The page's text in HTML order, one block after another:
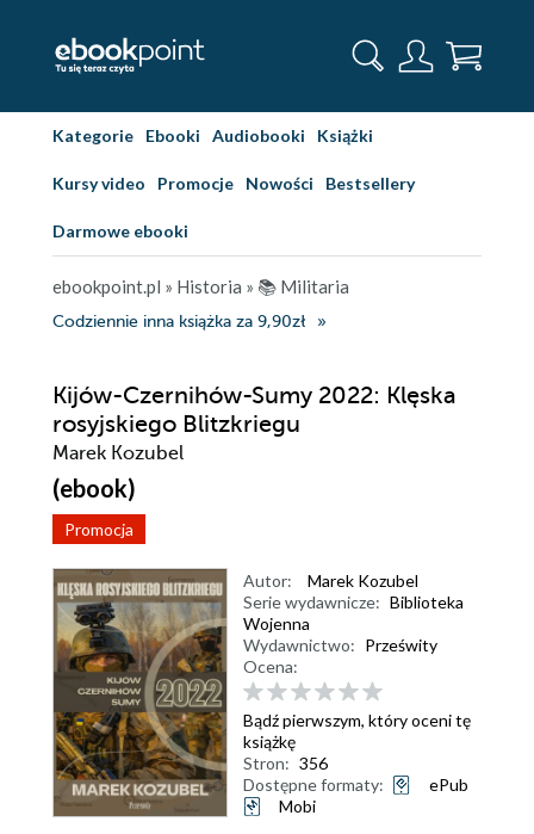
Kategorie Ebooki Audiobooki Książki
Kursy video Promocje Nowości Bestsellery
Darmowe ebooki
ebookpoint.pl » Historia » 📚 Militaria
Codziennie inna książka za 9,90zł
Kijów-Czernihów-Sumy 2022: Klęska
rosyjskiego Blitzkriegu
Marek Kozubel
(ebook)
Promocja
Autor:
Marek Kozubel
Serie wydawnicze: Biblioteka
Wojenna
Wydawnictwo: Prześwity
Ocena:
Bądź pierwszym, który oceni tę
książkę
Stron: 356
Dostępne formaty:
ePub
Mobi